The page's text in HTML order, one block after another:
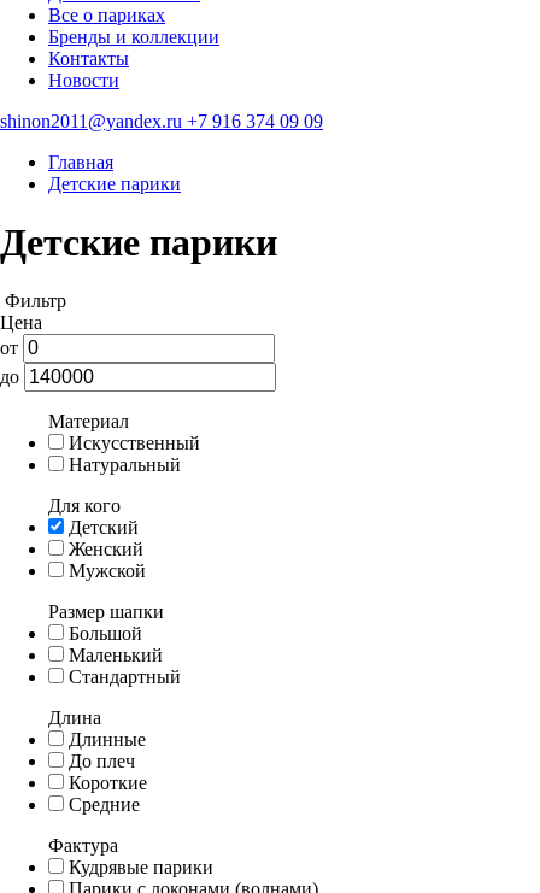
Все о париках
Бренды и коллекции
Контакты
Новости
shinon2011@yandex.ru +7 916 374 09 09
Главная
Детские парики
Детские парики
Фильтр
Цена
от
до
Материал
Искусственный
Натуральный
Для кого
Детский
Женский
Мужской
Размер шапки
Большой
Маленький
Стандартный
Длина
Длинные
До плеч
Короткие
Средние
Фактура
Кудрявые парики
Парики с локонами (волнами)